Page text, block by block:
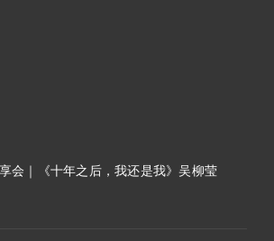
会｜《十年之后，我还是我》吴柳莹